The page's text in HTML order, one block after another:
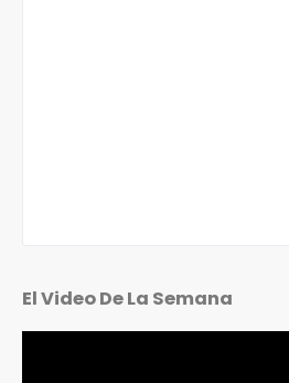
El Video De La Semana